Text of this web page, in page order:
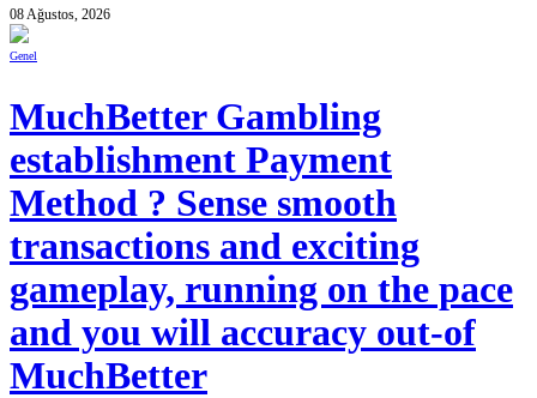
08 Ağustos, 2026
Genel
MuchBetter Gambling
establishment Payment
Method ? Sense smooth
transactions and exciting
gameplay, running on the pace
and you will accuracy out-of
MuchBetter